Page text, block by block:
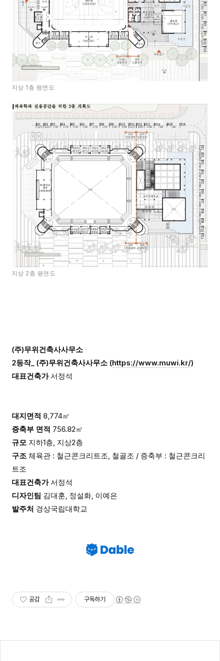
지상 1층 평면도
지상 2층 평면도
(주)무위건축사사무소
2등작_ (주)무위건축사사무소 (https://www.muwi.kr/)
대표건축가 서정석
대지면적 8,774㎡
증축부 면적 756.82㎡
규모 지하1층, 지상2층
구조 체육관 : 철근콘크리트조, 철골조 / 증축부 : 철근콘크리
트조
대표건축가서정석
디자인팀 김대훈, 정설화, 이예은
발주처 경상국립대학교
공감 구독하기